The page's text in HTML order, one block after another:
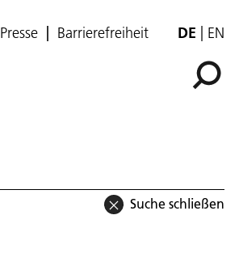
Presse Barrierefreiheit DE EN
Suche schließen